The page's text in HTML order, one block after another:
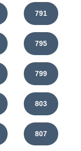
791
795
799
803
807